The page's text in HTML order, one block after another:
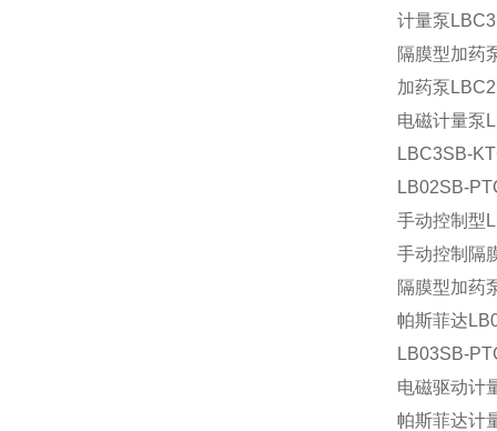
计量泵
隔膜型加药
加药泵
电磁计量泵
LBC3SB-
LB02SB-
手动控制型
手动控制隔
隔膜型加药
帕斯菲达
LB03SB-
电磁驱动计
帕斯菲达计